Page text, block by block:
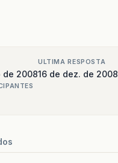
de 2008
ULTIMA RESPOSTA
16 de dez. de 2008